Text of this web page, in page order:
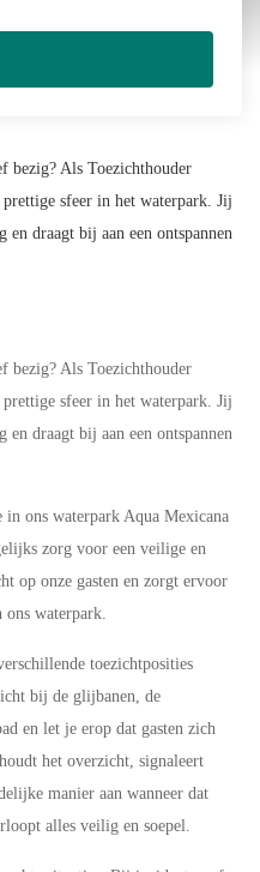
bezig? Als Toezichthouder
sfeer in het waterpark. Jij
draagt bij aan een ontspannen
bezig? Als Toezichthouder
sfeer in het waterpark. Jij
draagt bij aan een ontspannen
ons waterpark Aqua Mexicana
zorg voor een veilige en
op onze gasten en zorgt ervoor
ons waterpark.
toezichtposities
bij de glijbanen, de
en let je erop dat gasten zich
het overzicht, signaleert
manier aan wanneer dat
alles veilig en soepel.